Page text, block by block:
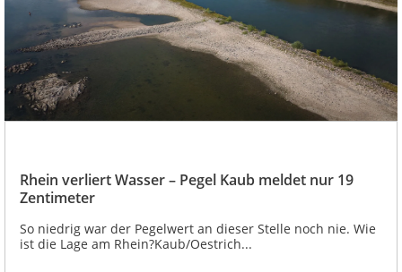
Rhein verliert Wasser – Pegel Kaub meldet nur 19
Zentimeter
So niedrig war der Pegelwert an dieser Stelle noch nie. Wie
ist die Lage am Rhein?Kaub/Oestrich...